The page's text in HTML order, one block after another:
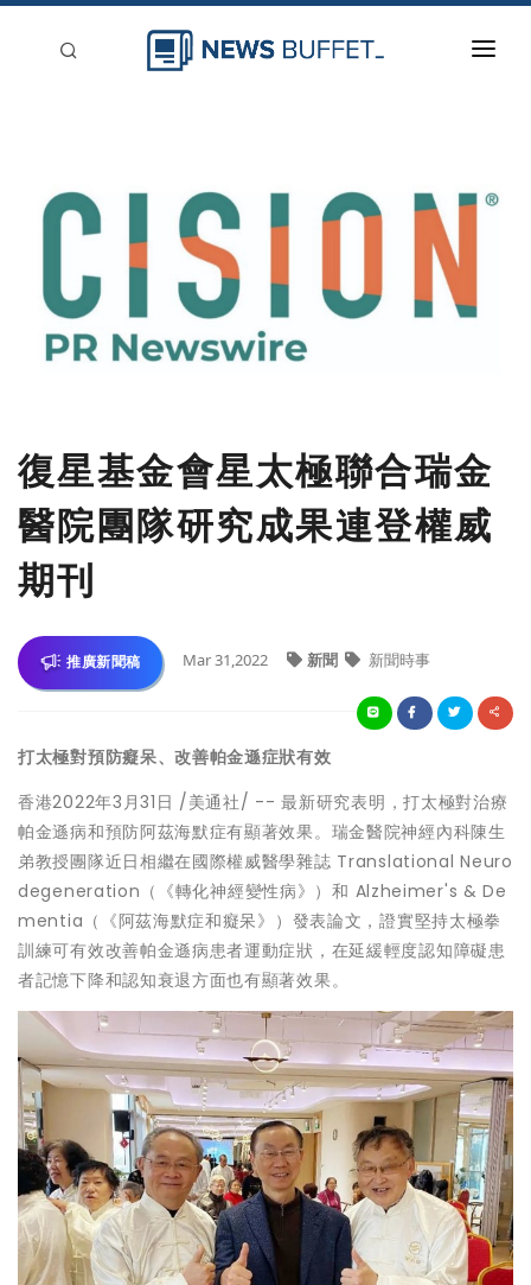
登入
復星基金會星太極聯合瑞金
醫院團隊研究成果連登權威
期刊
推廣新聞稿 Mar 31,2022 新聞 新聞時事
打太極對預防癡呆、改善帕金遜症狀有效
香港2022年3月31日 /美通社/ -- 最新研究表明，打太極對治療
帕金遜病和預防阿茲海默症有顯著效果。瑞金醫院神經內科陳生
弟教授團隊近日相繼在國際權威醫學雜誌 Translational Neuro
degeneration（《轉化神經變性病》）和 Alzheimer's & De
mentia（《阿茲海默症和癡呆》）發表論文，證實堅持太極拳
訓練可有效改善帕金遜病患者運動症狀，在延緩輕度認知障礙患
者記憶下降和認知衰退方面也有顯著效果。